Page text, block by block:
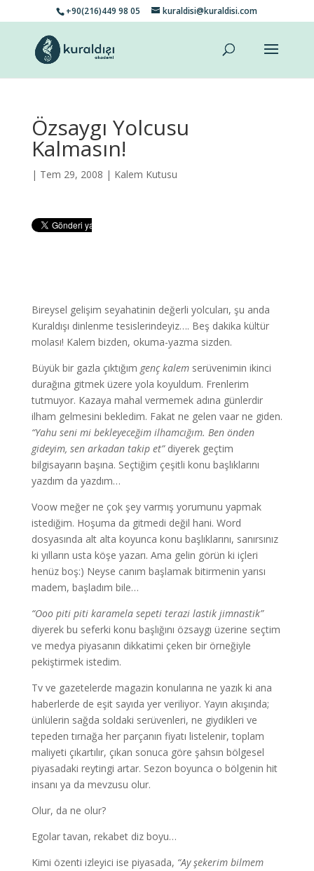
+90(216)449 98 05 kuraldisi@kuraldisi.com
Özsaygı Yolcusu
Kalmasın!
| Tem 29, 2008 | Kalem Kutusu
Bireysel gelişim seyahatinin değerli yolcuları, şu anda
Kuraldışı dinlenme tesislerindeyiz…. Beş dakika kültür
molası! Kalem bizden, okuma-yazma sizden.
Büyük bir gazla çıktığım genç kalemserüvenimin ikinci
durağına gitmek üzere yola koyuldum. Frenlerim
tutmuyor. Kazaya mahal vermemek adına günlerdir
ilham gelmesini bekledim. Fakat ne gelen vaar ne giden.
“Yahu seni mi bekleyeceğim ilhamcığım. Ben önden
gideyim, sen arkadan takip et”diyerek geçtim
bilgisayarın başına. Seçtiğim çeşitli konu başlıklarını
yazdım da yazdım…
Voow meğer ne çok şey varmış yorumunu yapmak
istediğim. Hoşuma da gitmedi değil hani. Word
dosyasında alt alta koyunca konu başlıklarını, sanırsınız
ki yılların usta köşe yazarı. Ama gelin görün ki içleri
henüz boş:) Neyse canım başlamak bitirmenin yarısı
madem, başladım bile…
“Ooo piti piti karamela sepeti terazi lastik jimnastik”
diyerek bu seferki konu başlığını özsaygı üzerine seçtim
ve medya piyasanın dikkatimi çeken bir örneğiyle
pekiştirmek istedim.
Tv ve gazetelerde magazin konularına ne yazık ki ana
haberlerde de eşit sayıda yer veriliyor. Yayın akışında;
ünlülerin sağda soldaki serüvenleri, ne giydikleri ve
tepeden tırnağa her parçanın fiyatı listelenir, toplam
maliyeti çıkartılır, çıkan sonuca göre şahsın bölgesel
piyasadaki reytingi artar. Sezon boyunca o bölgenin hit
insanı ya da mevzusu olur.
Olur, da ne olur?
Egolar tavan, rekabet diz boyu…
Kimi özenti izleyici ise piyasada, “Ay şekerim bilmem